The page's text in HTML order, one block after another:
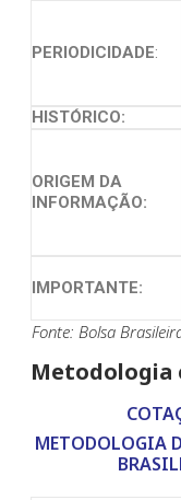
PERIODICIDADE:
HISTÓRICO:
ORIGEM DA
INFORMAÇÃO:
IMPORTANTE:
Fonte: Bolsa
Metodologia
METODOLOGIA